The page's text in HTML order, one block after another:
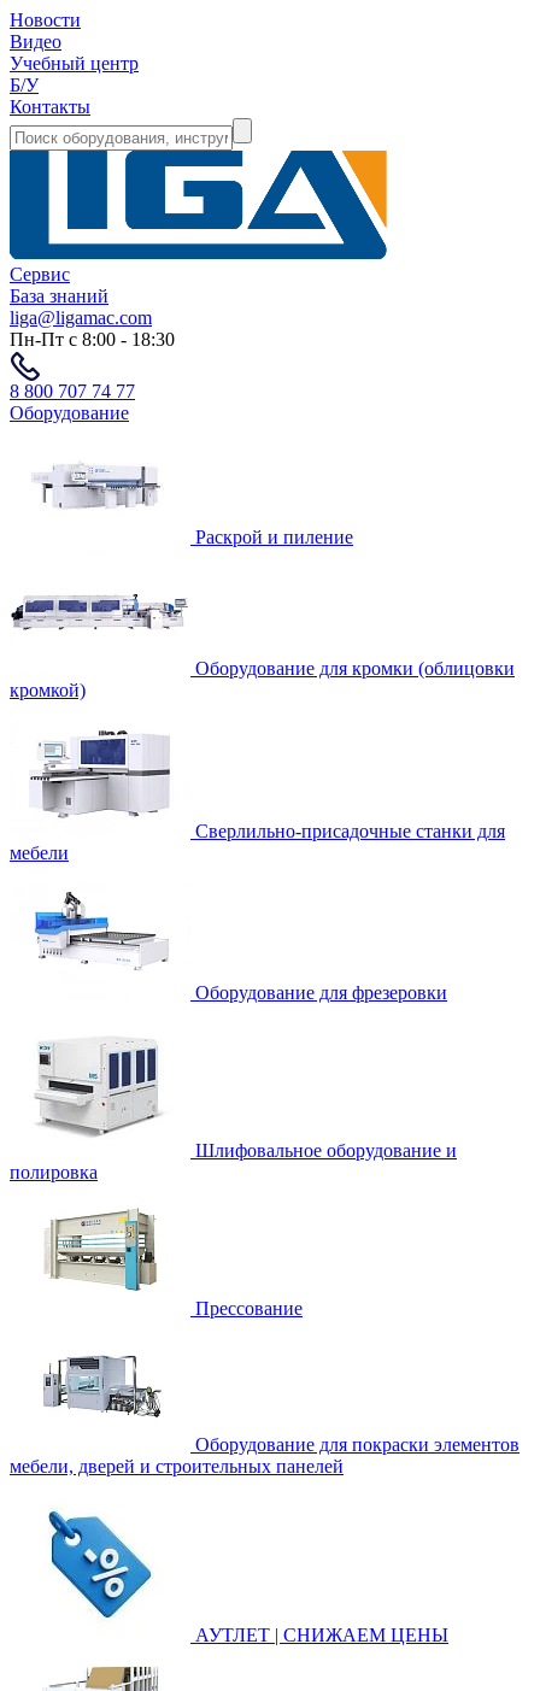
Новости
Видео
Учебный центр
Б/У
Контакты
Сервис
База знаний
liga@ligamac.com
Пн-Пт с 8:00 - 18:30
8 800 707 74 77
Оборудование
Раскрой и пиление
Оборудование для кромки (облицовки
кромкой)
Сверлильно-присадочные станки для
мебели
Оборудование для фрезеровки
Шлифовальное оборудование и
полировка
Прессование
Оборудование для покраски элементов
мебели, дверей и строительных панелей
АУТЛЕТ | СНИЖАЕМ ЦЕНЫ